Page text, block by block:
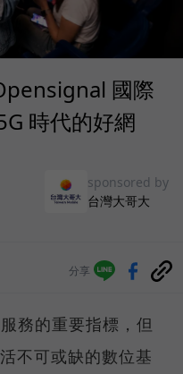
國際
時代的好網
sponsored by
台灣大哥大
分享
務的重要指標，但
不可或缺的數位基